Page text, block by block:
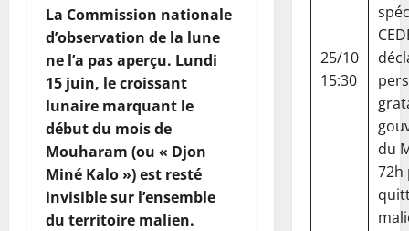
‎La Commission nationale
d’observation de la lune
ne l’a pas aperçu. Lundi
15 juin, le croissant
lunaire marquant le
début du mois de
Mouharam (ou « Djon
Miné Kalo ») est resté
invisible sur l’ensemble
du territoire malien.
25/10
15:30
du
72h